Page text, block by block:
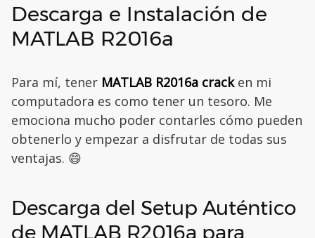
Descarga e Instalación de
MATLAB R2016a
Para mí, tener MATLAB R2016a cracken mi
computadora es como tener un tesoro. Me
emociona mucho poder contarles cómo pueden
obtenerlo y empezar a disfrutar de todas sus
ventajas. 😄
Descarga del Setup Auténtico
de MATLAB R2016a para